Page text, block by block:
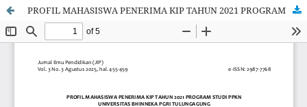
PROFIL MAHASISWA PENERIMA KIP TAHUN 2021 PROGRAM STUDI PPKNUNIVERSITAS BHINNEKA PGRI TULUNGAGUNG